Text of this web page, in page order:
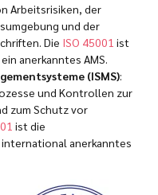
Arbeitsrisiken, der
und der
Die ISO 45001 ist
anerkanntes AMS.
(ISMS):
und Kontrollen zur
zum Schutz vor
ist die
anerkanntes